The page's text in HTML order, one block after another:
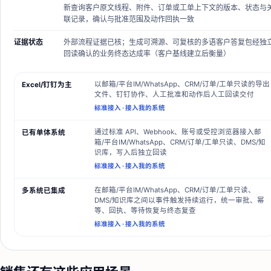
新查询客户原文线程、附件、订单或工单上下文的版本、状态与
联记录，确认与批准范围及动作回执一致
证据状态 外部流程证据已核； 生成可溯源、可复核的多语客户答复包经独
回读确认的业务终态达成率（客户基线建立后衡量）
Excel/钉钉为主
以邮箱/平台IM/WhatsApp、CRM/订单/工单只读的导出
文件、钉钉协作、人工批准和动作后人工回读交付
标准接入 ·接入我的系统
已有单体系统
通过标准 API、Webhook、账号或受控浏览器接入邮
箱/平台IM/WhatsApp、CRM/订单/工单只读、DMS/知
识库，写入后独立回读
标准接入 ·接入我的系统
多系统已集成
在邮箱/平台IM/WhatsApp、CRM/订单/工单只读、
DMS/知识库之间以事件触发持续运行，统一审批、幂
等、回执、等待恢复与终态复查
标准接入 ·接入我的系统